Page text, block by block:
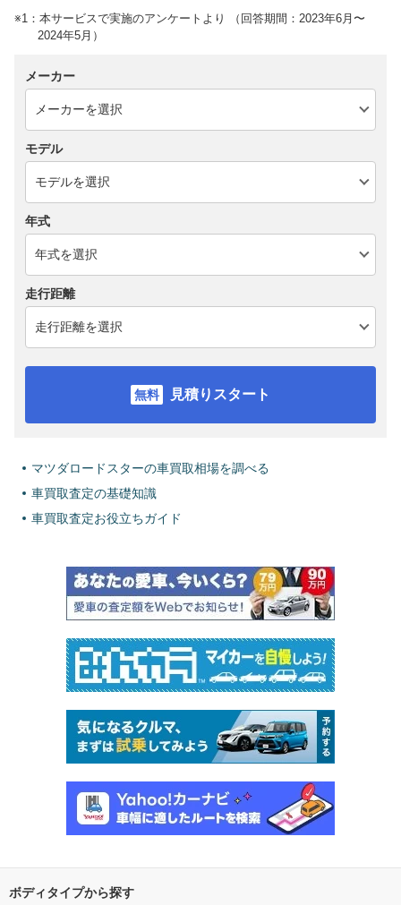
※1：本サービスで実施のアンケートより （回答期間：2023年6月〜
2024年5月）
メーカー
モデル
年式
走行距離
見積りスタート
マツダロードスターの車買取相場を調べる
車買取査定の基礎知識
車買取査定お役立ちガイド
ボディタイプから探す